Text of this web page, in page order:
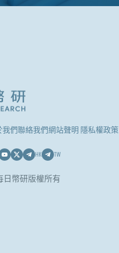
我們聯絡我們網站聲明 隱私權政策
HK TW
日幣研版權所有